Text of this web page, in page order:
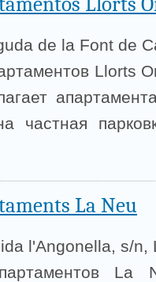
de la Font de
Llorts
частная
La Neu
l'Angonella, s/n,
La